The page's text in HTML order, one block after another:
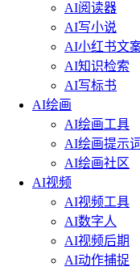
AI阅读器
AI写小说
AI小红书文
AI知识检索
AI写标书
AI绘画
AI绘画工具
AI绘画提示词
AI绘画社区
AI视频
AI视频工具
AI数字人
AI视频后期
AI动作捕捉